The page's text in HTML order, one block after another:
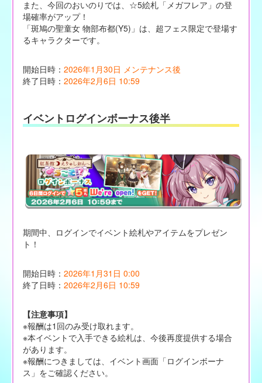
また、今回のおいのりでは、☆5絵札「メガフレア」の登
場確率がアップ！
「斑鳩の聖童女 物部布都(Y5)」は、超フェス限定で登場す
るキャラクターです。
開始日時： 2026年1月30日 メンテナンス後
終了日時： 2026年2月6日 10:59
イベントログインボーナス後半
期間中、ログインでイベント絵札やアイテムをプレゼン
ト！
開始日時： 2026年1月31日 0:00
終了日時： 2026年2月6日 10:59
【注意事項】
※報酬は1回のみ受け取れます。
※本イベントで入手できる絵札は、今後再度提供する場合
があります。
※報酬につきましては、イベント画面「ログインボーナ
ス」をご確認ください。